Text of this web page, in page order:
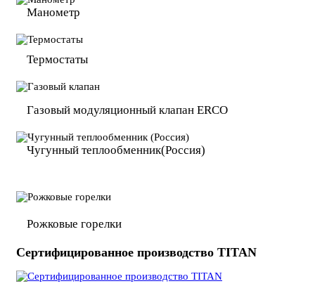
Манометр
Термостаты
Газовый модуляционный клапан ERCO
Чугунный теплообменник(Россия)
Рожковые горелки
Сертифицированное производство TITAN